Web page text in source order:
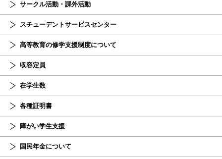
サークル活動・課外活動
スチューデントサービスセンター
高等教育の修学支援制度について
収容定員
在学生数
各種証明書
障がい学生支援
国民年金について